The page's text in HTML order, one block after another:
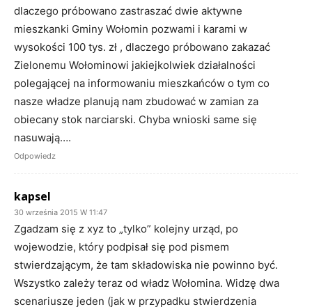
dlaczego próbowano zastraszać dwie aktywne
mieszkanki Gminy Wołomin pozwami i karami w
wysokości 100 tys. zł , dlaczego próbowano zakazać
Zielonemu Wołominowi jakiejkolwiek działalności
polegającej na informowaniu mieszkańców o tym co
nasze władze planują nam zbudować w zamian za
obiecany stok narciarski. Chyba wnioski same się
nasuwają….
Odpowiedz
kapsel
30 września 2015 W 11:47
Zgadzam się z xyz to „tylko” kolejny urząd, po
wojewodzie, który podpisał się pod pismem
stwierdzającym, że tam składowiska nie powinno być.
Wszystko zależy teraz od władz Wołomina. Widzę dwa
scenariusze jeden (jak w przypadku stwierdzenia